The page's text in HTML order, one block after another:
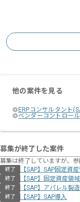
他の案件を見る
ERPコンサルタント
ベンダーコントロー
募集が終了した案件
募集は終了していますが、
終了 【SAP】SAP固定資
終了 【SAP】固定資産領
終了 【SAP】アパレル製
終了 【SAP】SAP導入